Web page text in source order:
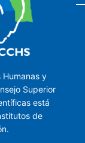
Humanas y
Superior
está
de